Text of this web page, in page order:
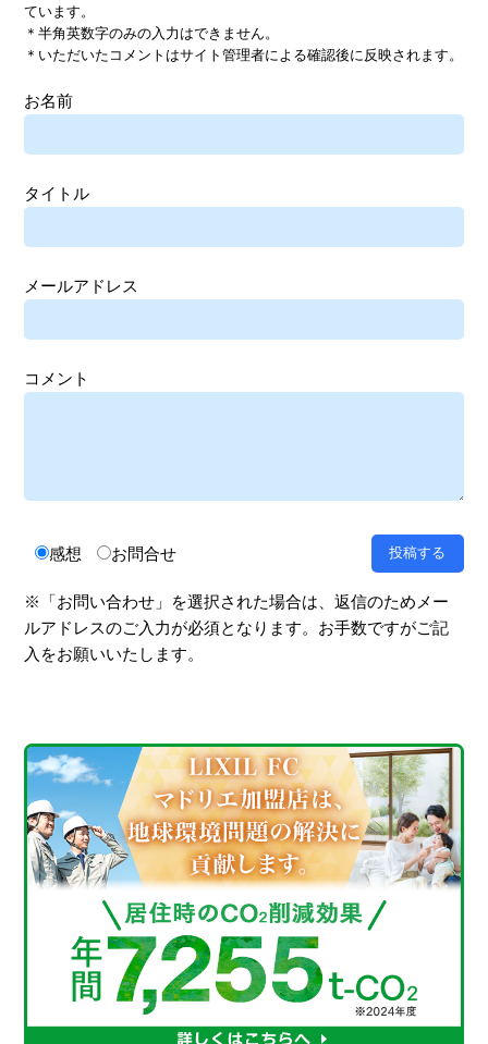
ています。
＊半角英数字のみの入力はできません。
＊いただいたコメントはサイト管理者による確認後に反映されます。
お名前
タイトル
メールアドレス
コメント
感想 お問合せ
※「お問い合わせ」を選択された場合は、返信のためメー
ルアドレスのご入力が必須となります。お手数ですがご記
入をお願いいたします。